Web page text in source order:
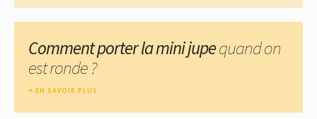
Comment porter la mini jupequand on
est ronde ?
EN SAVOIR PLUS